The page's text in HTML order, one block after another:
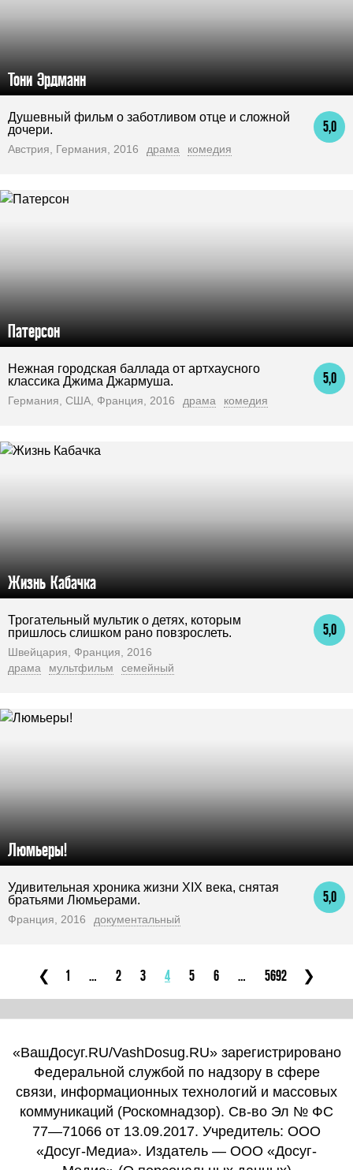
Тони Эрдманн
5,0
Душевный фильм о заботливом отце и сложной
дочери.
Австрия, Германия, 2016 драма комедия
Патерсон
5,0
Нежная городская баллада от артхаусного
классика Джима Джармуша.
Германия, США, Франция, 2016 драма комедия
Жизнь Кабачка
5,0
Трогательный мультик о детях, которым
пришлось слишком рано повзрослеть.
Швейцария, Франция, 2016
драма
мультфильм семейный
Люмьеры!
5,0
Удивительная хроника жизни XIX века, снятая
братьями Люмьерами.
Франция, 2016 документальный
1 2 3 4 5 6 5692
«ВашДосуг.RU/VashDosug.RU» зарегистрировано
Федеральной службой по надзору в сфере
связи, информационных технологий и массовых
коммуникаций (Роскомнадзор). Св-во Эл № ФС
77—71066 от 13.09.2017. Учредитель: ООО
«Досуг-Медиа». Издатель — ООО «Досуг-